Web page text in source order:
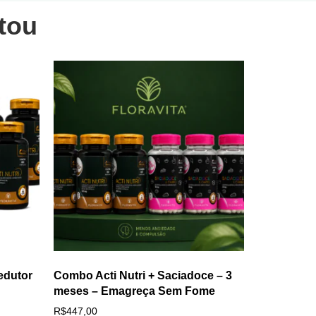
Combo Acti Nutri + Saciadoce – 3
meses – Emagreça Sem Fome
R$447,00